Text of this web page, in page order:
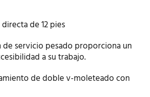
de 12 pies
de servicio pesado proporciona un
a su trabajo.
de doble v-moleteado con